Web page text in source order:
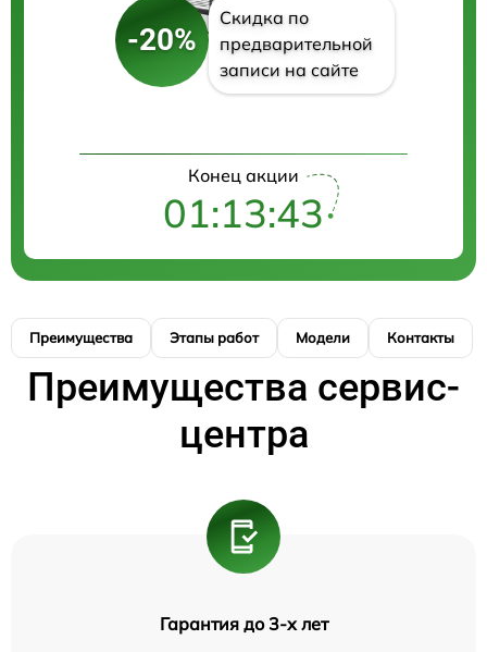
-20%
Скидка по
предварительной
записи на сайте
Конец акции
01:13:42
Преимущества Этапы работ Модели Контакты
Преимущества сервис-
центра
Гарантия до 3-х лет